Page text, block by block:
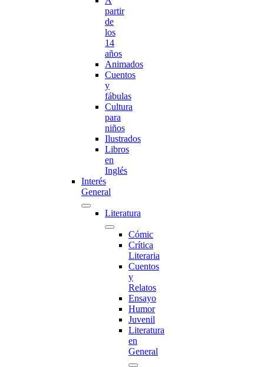
partir
de
los
14
años
Animados
Cuentos
y
fábulas
Cultura
para
niños
Ilustrados
Libros
en
Inglés
Interés
General
Literatura
Cómic
Crítica
Literaria
Cuentos
y
Relatos
Ensayo
Humor
Juvenil
Literatura
en
General